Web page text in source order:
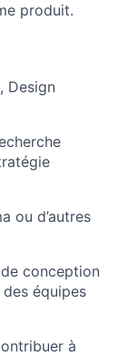
produit.
Design
ou d’autres
conception
équipes
à